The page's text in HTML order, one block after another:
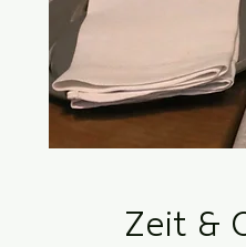
Zeit &